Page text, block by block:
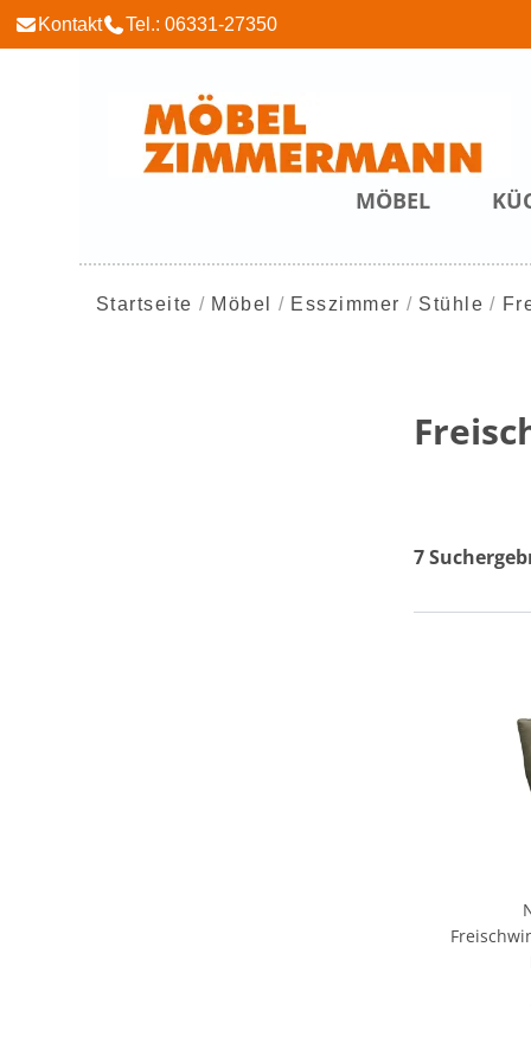
Kontakt Tel.: 06331-27350
MÖBEL
Startseite Möbel Esszimmer Stühle
7